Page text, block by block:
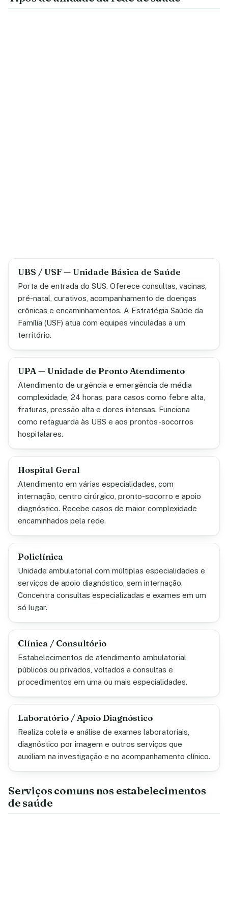
UBS / USF — Unidade Básica de Saúde
Porta de entrada do SUS. Oferece consultas, vacinas,
pré-natal, curativos, acompanhamento de doenças
crônicas e encaminhamentos. A Estratégia Saúde da
Família (USF) atua com equipes vinculadas a um
território.
UPA — Unidade de Pronto Atendimento
Atendimento de urgência e emergência de média
complexidade, 24 horas, para casos como febre alta,
fraturas, pressão alta e dores intensas. Funciona
como retaguarda às UBS e aos prontos-socorros
hospitalares.
Hospital Geral
Atendimento em várias especialidades, com
internação, centro cirúrgico, pronto-socorro e apoio
diagnóstico. Recebe casos de maior complexidade
encaminhados pela rede.
Policlínica
Unidade ambulatorial com múltiplas especialidades e
serviços de apoio diagnóstico, sem internação.
Concentra consultas especializadas e exames em um
só lugar.
Clínica / Consultório
Estabelecimentos de atendimento ambulatorial,
públicos ou privados, voltados a consultas e
procedimentos em uma ou mais especialidades.
Laboratório / Apoio Diagnóstico
Realiza coleta e análise de exames laboratoriais,
diagnóstico por imagem e outros serviços que
auxiliam na investigação e no acompanhamento clínico.
Serviços comuns nos estabelecimentos
de saúde